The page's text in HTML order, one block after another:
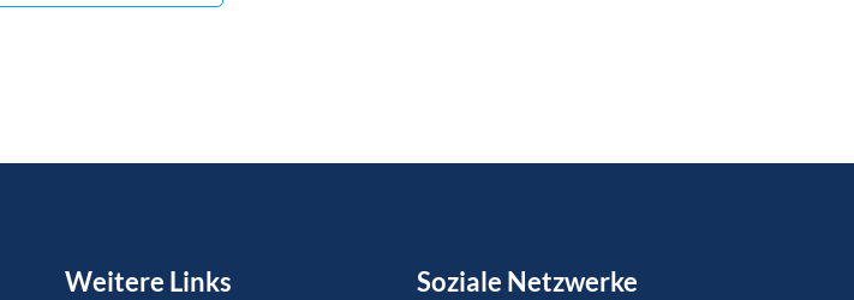
Weitere Links Soziale Netzwerke